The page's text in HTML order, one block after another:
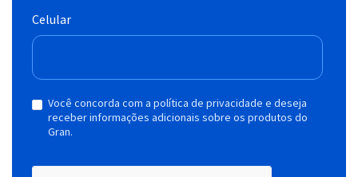
Celular
Você concorda com a política de privacidade e deseja
receber informações adicionais sobre os produtos do
Gran.